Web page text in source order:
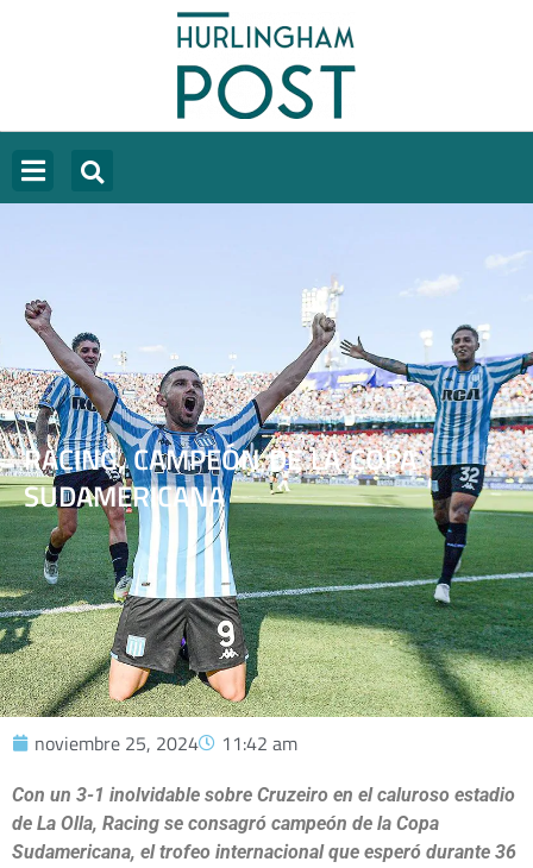
RACING, CAMPEÓN DE LA COPA
SUDAMERICANA
noviembre 25, 2024 11:42 am
Con un 3-1 inolvidable sobre Cruzeiro en el caluroso estadio
de La Olla, Racing se consagró campeón de la Copa
Sudamericana, el trofeo internacional que esperó durante 36